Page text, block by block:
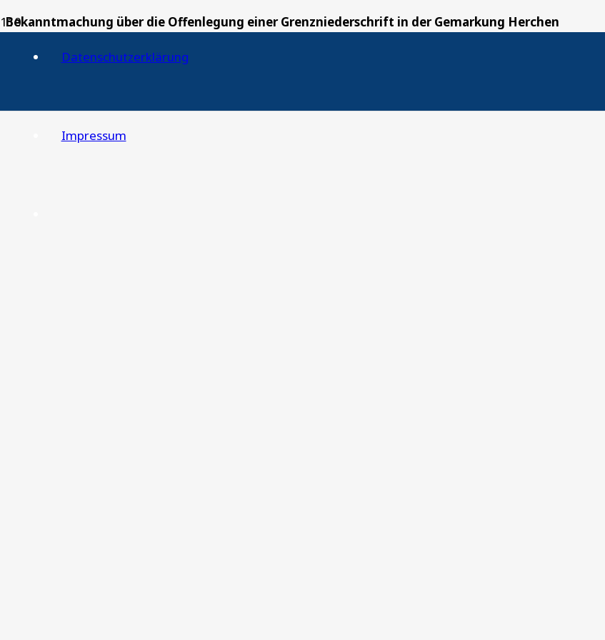
Datenschutzerklärung
Impressum
Bekanntmachung über die Offenlegung einer Grenzniederschrift in der Gemarkung Herchen